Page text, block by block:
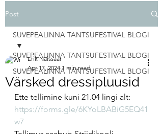
Post
SUVEPEALINNA TANTSUFESTIVAL BLOGI
SUVEPEALINNA TANTSUFESTIVAL BLOGI
SUVEPEALINNA TANTSUFESTIVAL BLOGI
Värsked dressipluusid
Erik Naissaar
Apr 17, 2024 1 min read
Ette tellimine kuni 21.04 lingi alt:
https://forms.gle/6KYoLBABiG5EQ41
w7